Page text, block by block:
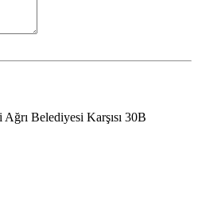
Belediyesi Karşısı 30B